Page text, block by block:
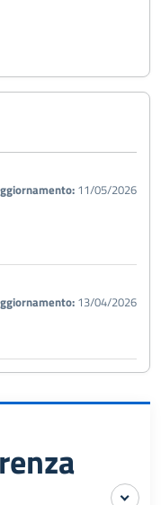
11/05/2026
13/04/2026